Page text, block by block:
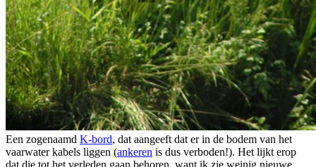
Een zogenaamd K-bord, dat aangeeft dat er in de bodem van het
vaarwater kabels liggen (ankeren is dus verboden!). Het lijkt erop
dat die tot het verleden gaan behoren, want ik zie weinig nieuwe